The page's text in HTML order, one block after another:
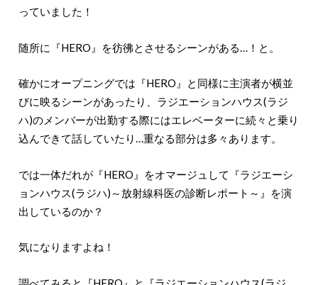
っていました！
随所に『HERO』を彷彿とさせるシーンがある…！と。
確かにオープニングでは『HERO』と同様に主演者が横並
びに映るシーンがあったり、ラジエーションハウス(ラジ
ハ)のメンバーが出勤する際にはエレベーターに続々と乗り
込んできて話していたり…重なる部分は多々あります。
では一体だれが『HERO』をオマージュして『ラジエーシ
ョンハウス(ラジハ)～放射線科医の診断レポート～』を演
出しているのか？
気になりますよね！